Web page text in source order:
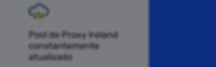
Pool de Proxy Ireland
constantemente
atualizado